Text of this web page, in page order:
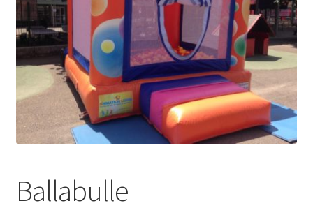
Ballabulle